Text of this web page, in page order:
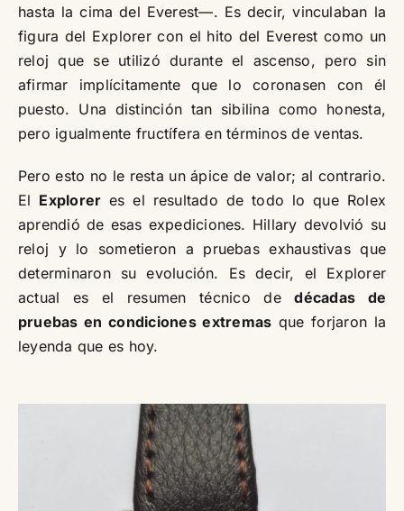
hasta la cima del Everest—. Es decir, vinculaban la
figura del Explorer con el hito del Everest como un
reloj que se utilizó durante el ascenso, pero sin
afirmar implícitamente que lo coronasen con él
puesto. Una distinción tan sibilina como honesta,
pero igualmente fructífera en términos de ventas.
Pero esto no le resta un ápice de valor; al contrario.
El Explorer es el resultado de todo lo que Rolex
aprendió de esas expediciones. Hillary devolvió su
reloj y lo sometieron a pruebas exhaustivas que
determinaron su evolución. Es decir, el Explorer
actual es el resumen técnico dedécadas de
pruebas en condiciones extremas que forjaron la
leyenda que es hoy.